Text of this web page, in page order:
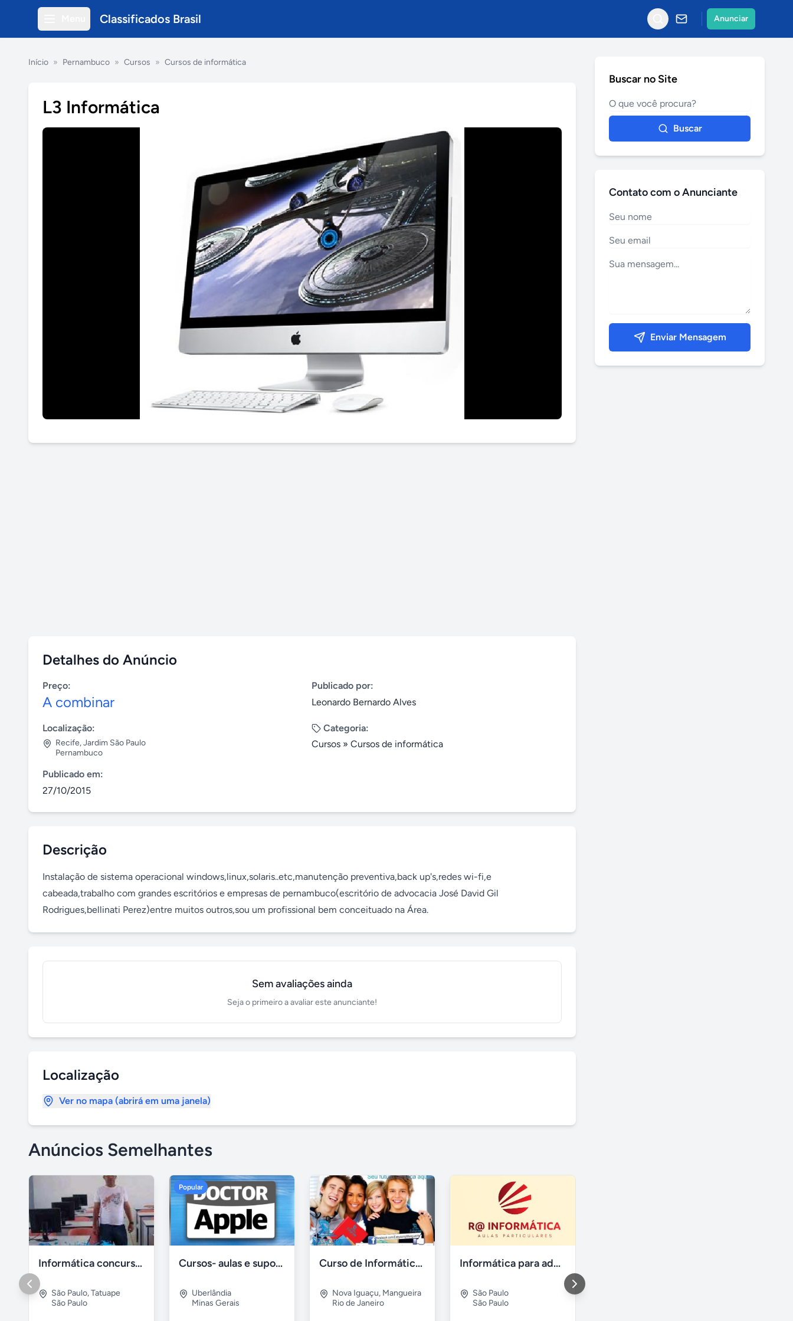
Classificados Brasil Anunciar
Início » Pernambuco » Cursos » Cursos de informática
L3 Informática
Detalhes do Anúncio
Preço:
A combinar
Publicado por:
Leonardo Bernardo Alves
Localização:
Recife,Jardim São Paulo
Pernambuco
Categoria:
Cursos » Cursos de informática
Publicado em:
27/10/2015
Descrição
Instalação de sistema operacional windows,linux,solaris..etc,manutenção preventiva,back up's,redes wi-fi,e
cabeada,trabalho com grandes escritórios e empresas de pernambuco(escritório de advocacia José David Gil
Rodrigues,bellinati Perez)entre muitos outros,sou um profissional bem conceituado na Área.
Sem avaliações ainda
Seja o primeiro a avaliar este anunciante!
Localização
Ver no mapa (abrirá em uma janela)
Anúncios Semelhantes
Informática concursos públicos processo seletivo
São Paulo,Tatuape
São Paulo
Popular
Cursos- aulas e suporte apple - ipad- iphone e mac
Uberlândia
Minas Gerais
Curso de Informática em Nova Iguaçu
Nova Iguaçu, Mangueira
Rio de Janeiro
Informática para adultos - aulas particulares
São Paulo
São Paulo
Buscar no Site
Buscar
Contato com o Anunciante
Enviar Mensagem